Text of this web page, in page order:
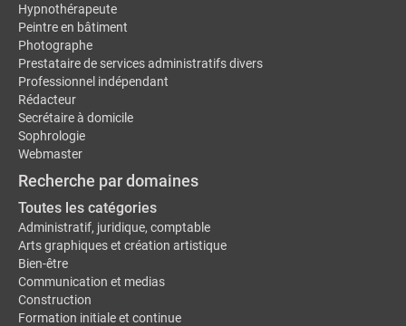
Hypnothérapeute
Peintre en bâtiment
Photographe
Prestataire de services administratifs divers
Professionnel indépendant
Rédacteur
Secrétaire à domicile
Sophrologie
Webmaster
Recherche par domaines
Toutes les catégories
Administratif, juridique, comptable
Arts graphiques et création artistique
Bien-être
Communication et medias
Construction
Formation initiale et continue